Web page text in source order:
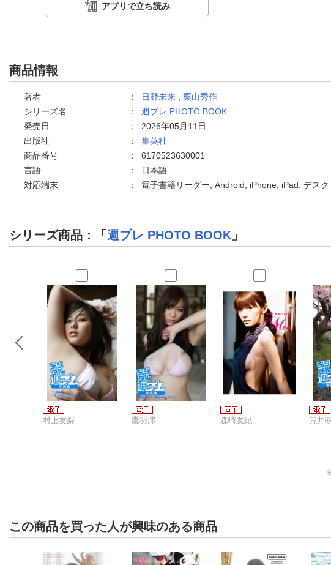
アプリで立ち読み
商品情報
著者 ： 日野未来
栗山秀作
シリーズ名
： 週プレ PHOTO BOOK
発売日
： 2026年05月11日
出版社
： 集英社
商品番号
： 6170523630001
言語
：
日本語
対応端末
： 電子書籍リーダー, Android, iPhone, iPad, デス
シリーズ商品：「週プレ PHOTO BOOK 」
村上友梨 鷹羽澪 森崎友紀 荒井
※
この商品を買った人が興味のある商品